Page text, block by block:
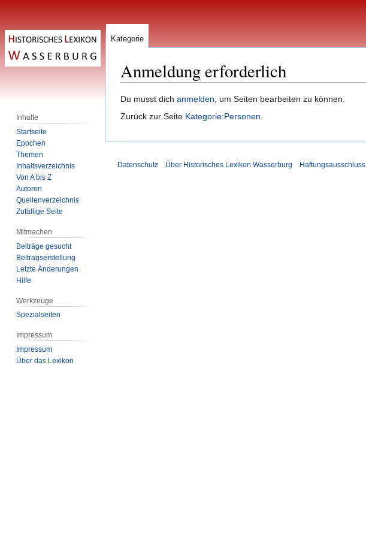
Anmeldung erforderlich
Zur
Navigation
Zur
Suche
Du musst dich anmelden, um Seiten bearbeiten zu können.
Zurück zur Seite Kategorie:Personen.
Kategorie
Inhalte
Startseite
Epochen
Themen
Inhaltsverzeichnis
Von A bis Z
Autoren
Quellenverzeichnis
Zufällige Seite
Mitmachen
Beiträge gesucht
Beitragserstellung
Letzte Änderungen
Hilfe
Werkzeuge
Spezialseiten
Impressum
Impressum
Über das Lexikon
Datenschutz Über Historisches Lexikon Wasserburg Haftungsausschluss